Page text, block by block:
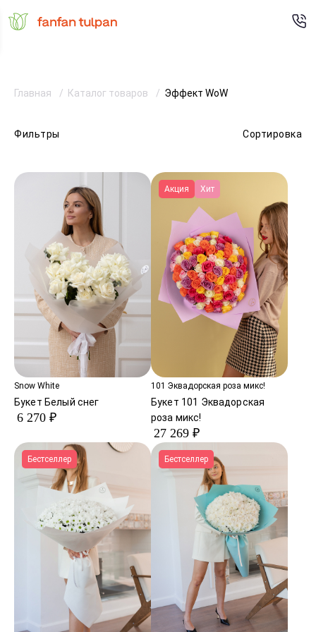
Фильтры Сортировка
Главная Каталог товаров Эффект WoW
Snow White
Букет Белый снег
6 270 ₽
Акция Хит
101 Эквадорская роза микс!
Букет 101 Эквадорская
роза микс!
27 269 ₽
Бестселлер Бестселлер